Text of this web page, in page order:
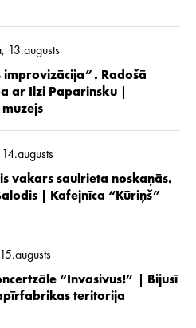
13.augusts
improvizācija”. Radošā
ar Ilzi Paparinsku |
vakars saulrieta noskaņās.
| Kafejnīca “Kūriņš”
“Invasivus!” | Bijusī
teritorija